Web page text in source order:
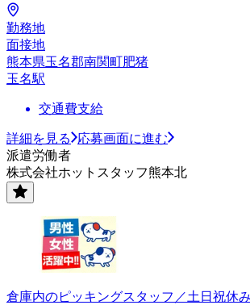
勤務地
面接地
熊本県玉名郡南関町肥猪
玉名駅
交通費支給
詳細を見る
応募画面に進む
派遣労働者
株式会社ホットスタッフ熊本北
倉庫内のピッキングスタッフ／土日祝休